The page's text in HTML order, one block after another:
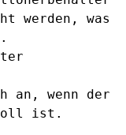
werden, was
an, wenn der
voll ist.